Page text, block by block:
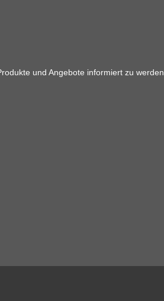
und Angebote informiert zu werden.